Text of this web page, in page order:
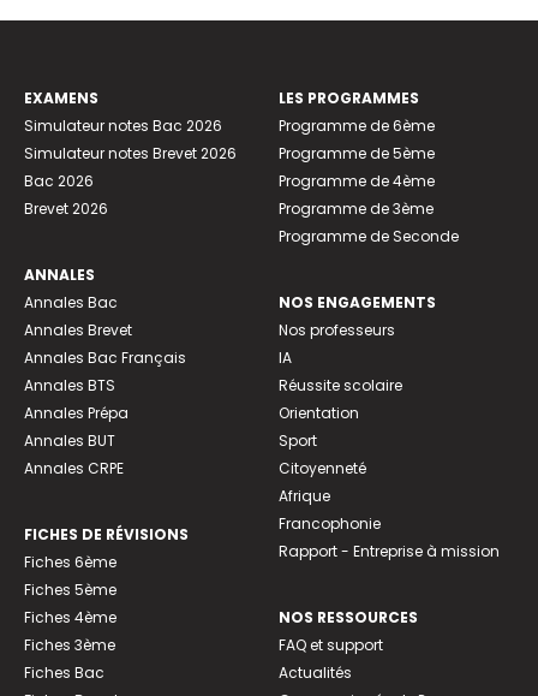
EXAMENS
Simulateur notes Bac 2026
Simulateur notes Brevet 2026
Bac 2026
Brevet 2026
ANNALES
Annales Bac
Annales Brevet
Annales Bac Français
Annales BTS
Annales Prépa
Annales BUT
Annales CRPE
FICHES DE RÉVISIONS
Fiches 6ème
Fiches 5ème
Fiches 4ème
Fiches 3ème
Fiches Bac
LES PROGRAMMES
Programme de 6ème
Programme de 5ème
Programme de 4ème
Programme de 3ème
Programme de Seconde
NOS ENGAGEMENTS
Nos professeurs
IA
Réussite scolaire
Orientation
Sport
Citoyenneté
Afrique
Francophonie
Rapport - Entreprise à mission
NOS RESSOURCES
FAQ et support
Actualités